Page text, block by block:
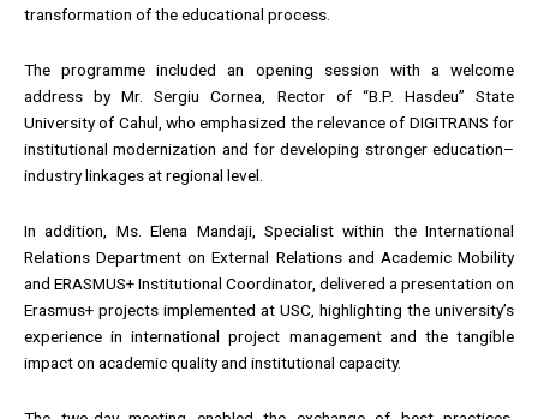
transformation of the educational process.
The programme included an opening session with a welcome
address by Mr. Sergiu Cornea, Rector of “B.P. Hasdeu” State
University of Cahul, who emphasized the relevance of DIGITRANS for
institutional modernization and for developing stronger education–
industry linkages at regional level.
In addition, Ms. Elena Mandaji, Specialist within the International
Relations Department on External Relations and Academic Mobility
and ERASMUS+ Institutional Coordinator, delivered a presentation on
Erasmus+ projects implemented at USC, highlighting the university’s
experience in international project management and the tangible
impact on academic quality and institutional capacity.